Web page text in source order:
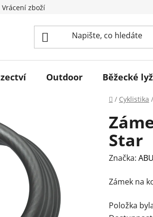
Vrácení zboží
Outdoor Běžecké
Domů
/ Cyklistika /
Star
Značka:
Zámek na
Položka